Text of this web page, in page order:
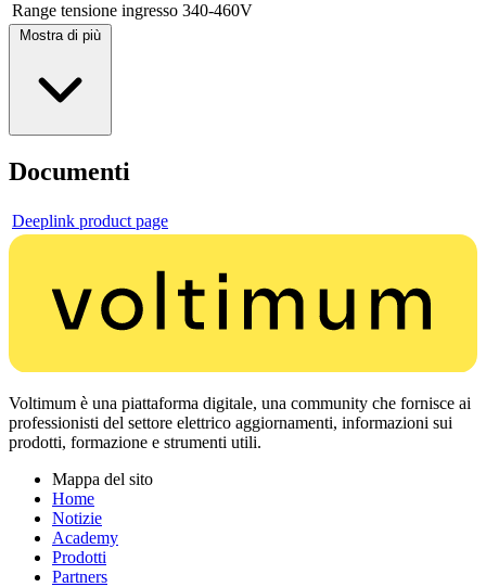
Range tensione ingresso 340-460V
Mostra di più
Documenti
Deeplink product page
Voltimum è una piattaforma digitale, una community che fornisce ai
professionisti del settore elettrico aggiornamenti, informazioni sui
prodotti, formazione e strumenti utili.
Mappa del sito
Home
Notizie
Academy
Prodotti
Partners